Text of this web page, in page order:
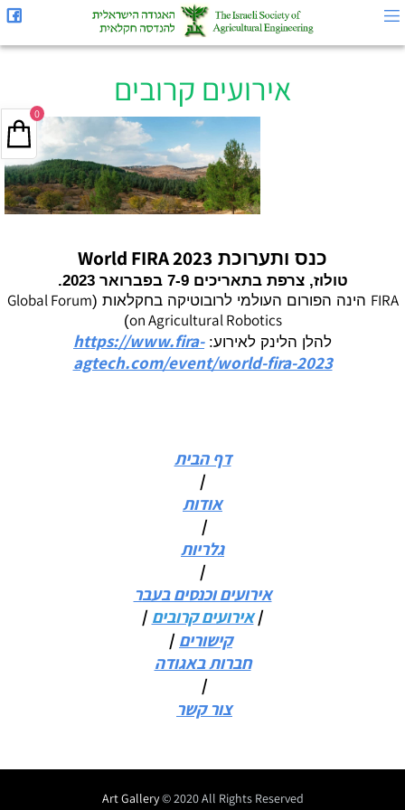
אירועים קרובים
0
כנס ותערוכת World FIRA 2023
טולוז, צרפת בתאריכים 7-9 בפברואר 2023.
FIRA הינה הפורום העולמי לרובוטיקה בחקלאות (Global Forum
on Agricultural Robotics
)
להלן הלינק לאירוע:https://www.fira-
agtech.com/event/world-fira-2023
דף הבית
/
אודות
/
גלריות
/
אירועים וכנסים בעבר
/אירועים קרובים /
קישורים /
חברות באגודה
/
צור קשר
Art Gallery© 2020 All Rights Reserved